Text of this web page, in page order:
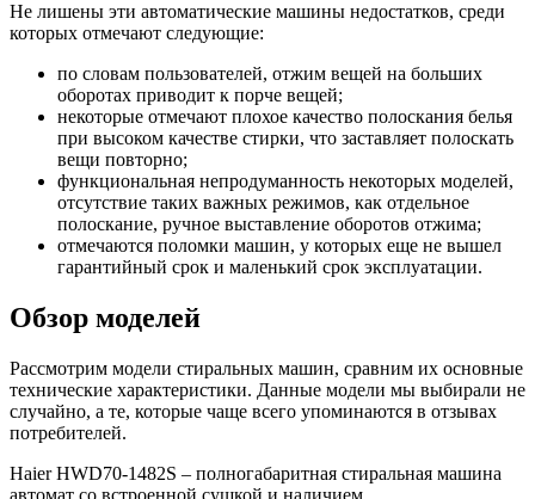
Не лишены эти автоматические машины недостатков, среди
которых отмечают следующие:
по словам пользователей, отжим вещей на больших
оборотах приводит к порче вещей;
некоторые отмечают плохое качество полоскания белья
при высоком качестве стирки, что заставляет полоскать
вещи повторно;
функциональная непродуманность некоторых моделей,
отсутствие таких важных режимов, как отдельное
полоскание, ручное выставление оборотов отжима;
отмечаются поломки машин, у которых еще не вышел
гарантийный срок и маленький срок эксплуатации.
Обзор моделей
Рассмотрим модели стиральных машин, сравним их основные
технические характеристики. Данные модели мы выбирали не
случайно, а те, которые чаще всего упоминаются в отзывах
потребителей.
Haier HWD70-1482S – полногабаритная стиральная машина
автомат со встроенной сушкой и наличием